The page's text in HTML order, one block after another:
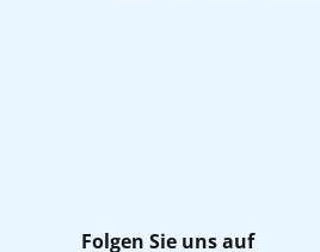
Folgen Sie uns auf